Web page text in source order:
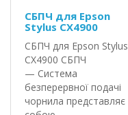
СБПЧ для Epson
Stylus CX4900
СБПЧ для Epson Stylus
CX4900 СБПЧ
— Система
безперервної подачі
чорнила представляє